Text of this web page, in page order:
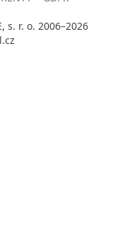
s. r. o. 2006–2026